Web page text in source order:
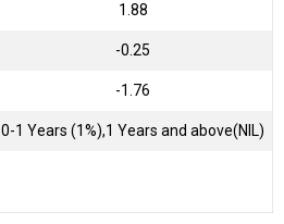
1.88
-0.25
-1.76
0-1 Years (1%),1 Years and above(NIL)